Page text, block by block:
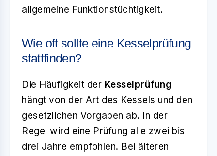
allgemeine Funktionstüchtigkeit.
Wie oft sollte eine Kesselprüfung
stattfinden?
Die Häufigkeit der Kesselprüfung
hängt von der Art des Kessels und den
gesetzlichen Vorgaben ab. In der
Regel wird eine Prüfung alle zwei bis
drei Jahre empfohlen. Bei älteren